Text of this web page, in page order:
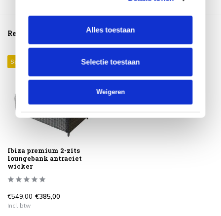
Alles toestaan
Selectie toestaan
Weigeren
Reeds bekeken
Sale 30%
Ibiza premium 2-zits
loungebank antraciet
wicker
€549,00 €385,00
Incl. btw